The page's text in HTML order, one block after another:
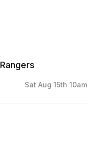
Sat Aug 15th 10am